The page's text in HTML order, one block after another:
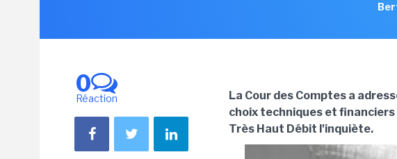
0
Réaction
La Cour des Comptes a
choix techniques et
Très Haut Débit l'inquiète.